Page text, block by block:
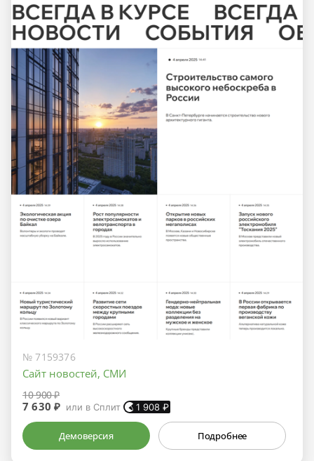
№ 7159376
Сайт новостей, СМИ
10 900 ₽
7 630 ₽ или в Сплит 1 908 ₽
Демоверсия Подробнее